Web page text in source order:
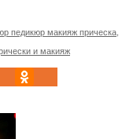
педикюр макияж прическа
и макияж